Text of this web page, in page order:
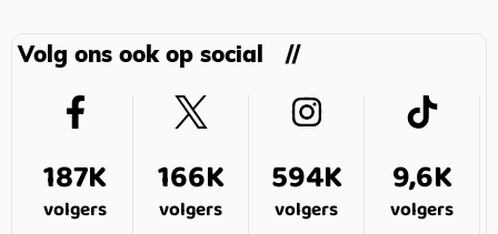
Volg ons ook op social
187K
volgers
166K
volgers
594K
volgers
9,6K
volgers